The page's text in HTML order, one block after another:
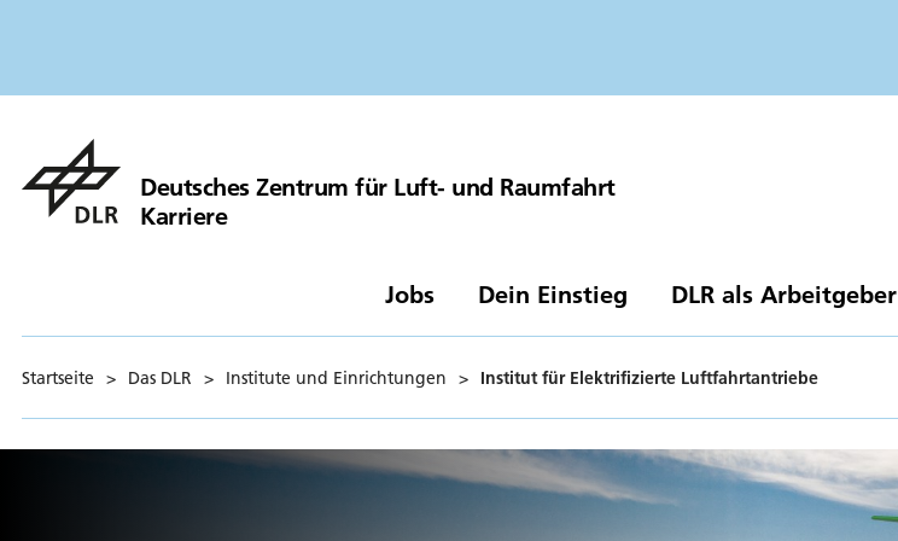
Deutsches Zentrum für Luft- und Raumfahrt
Karriere
Jobs Dein Einstieg DLR als Arbeitgeber
Startseite > Das DLR > Institute und Einrichtungen > Institut für Elektrifizierte Luftfahrtantriebe